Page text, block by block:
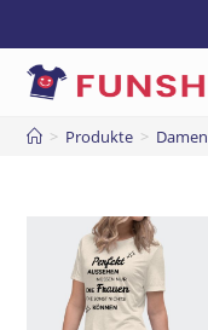
> Produkte > Damen